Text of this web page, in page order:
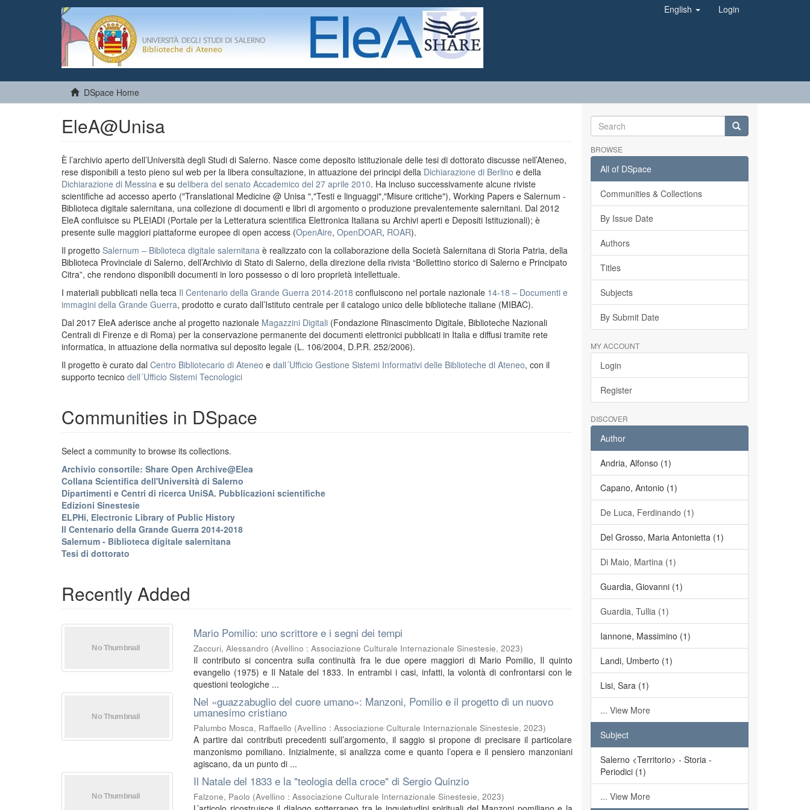
English Login
DSpace Home
EleA@Unisa
È l’archivio aperto dell’Università degli Studi di Salerno. Nasce come deposito istituzionale delle tesi di dottorato discusse nell’Ateneo,
rese disponibili a testo pieno sul web per la libera consultazione, in attuazione dei principi della Dichiarazione di Berlino e della
Dichiarazione di Messina e su delibera del senato Accademico del 27 aprile 2010. Ha incluso successivamente alcune riviste
scientifiche ad accesso aperto ("Translational Medicine @ Unisa ","Testi e linguaggi","Misure critiche"), Working Papers e Salernum -
Biblioteca digitale salernitana, una collezione di documenti e libri di argomento o produzione prevalentemente salernitani. Dal 2012
EleA confluisce su PLEIADI (Portale per la Letteratura scientifica Elettronica Italiana su Archivi aperti e Depositi Istituzionali); è
presente sulle maggiori piattaforme europee di open access (OpenAire, OpenDOAR, ROAR).
Il progetto Salernum – Biblioteca digitale salernitana è realizzato con la collaborazione della Società Salernitana di Storia Patria, della
Biblioteca Provinciale di Salerno, dell’Archivio di Stato di Salerno, della direzione della rivista “Bollettino storico di Salerno e Principato
Citra”, che rendono disponibili documenti in loro possesso o di loro proprietà intellettuale.
I materiali pubblicati nella teca Il Centenario della Grande Guerra 2014-2018 confluiscono nel portale nazionale 14-18 – Documenti e
immagini della Grande Guerra, prodotto e curato dall’Istituto centrale per il catalogo unico delle biblioteche italiane (MIBAC).
Dal 2017 EleA aderisce anche al progetto nazionale Magazzini Digitali (Fondazione Rinascimento Digitale, Biblioteche Nazionali
Centrali di Firenze e di Roma) per la conservazione permanente dei documenti elettronici pubblicati in Italia e diffusi tramite rete
informatica, in attuazione della normativa sul deposito legale (L. 106/2004, D.P.R. 252/2006).
Il progetto è curato dal Centro Bibliotecario di Ateneo e dall´Ufficio Gestione Sistemi Informativi delle Biblioteche di Ateneo, con il
supporto tecnico dell´Ufficio Sistemi Tecnologici
Communities in DSpace
Select a community to browse its collections.
Archivio consortile: Share Open Archive@Elea
Collana Scientifica dell'Università di Salerno
Dipartimenti e Centri di ricerca UniSA. Pubblicazioni scientifiche
Edizioni Sinestesie
ELPHi, Electronic Library of Public History
Il Centenario della Grande Guerra 2014-2018
Salernum - Biblioteca digitale salernitana
Tesi di dottorato
Recently Added
Mario Pomilio: uno scrittore e i segni dei tempi
Zaccuri, Alessandro (Avellino : Associazione Culturale Internazionale Sinestesie,2023)
Il contributo si concentra sulla continuità fra le due opere maggiori di Mario Pomilio, Il quinto
evangelio (1975) e Il Natale del 1833. In entrambi i casi, infatti, la volontà di confrontarsi con le
questioni teologiche ...
Nel «guazzabuglio del cuore umano»: Manzoni, Pomilio e il progetto di un nuovo
umanesimo cristiano
Palumbo Mosca, Raffaello (Avellino : Associazione Culturale Internazionale Sinestesie,2023)
A partire dai contributi precedenti sull’argomento, il saggio si propone di precisare il particolare
manzonismo pomiliano. Inizialmente, si analizza come e quanto l’opera e il pensiero manzoniani
agiscano, da un punto di ...
Il Natale del 1833 e la "teologia della croce" di Sergio Quinzio
Falzone, Paolo (Avellino : Associazione Culturale Internazionale Sinestesie,2023)
BROWSE
All of DSpace
Communities & Collections
By Issue Date
Authors
Titles
Subjects
By Submit Date
MY ACCOUNT
Login
Register
DISCOVER
Author
Andria, Alfonso (1)
Capano, Antonio (1)
De Luca, Ferdinando (1)
Del Grosso, Maria Antonietta (1)
Di Maio, Martina (1)
Guardia, Giovanni (1)
Guardia, Tullia (1)
Iannone, Massimino (1)
Landi, Umberto (1)
Lisi, Sara (1)
... View More
Subject
Salerno <Territorio> - Storia -
Periodici (1)
... View More